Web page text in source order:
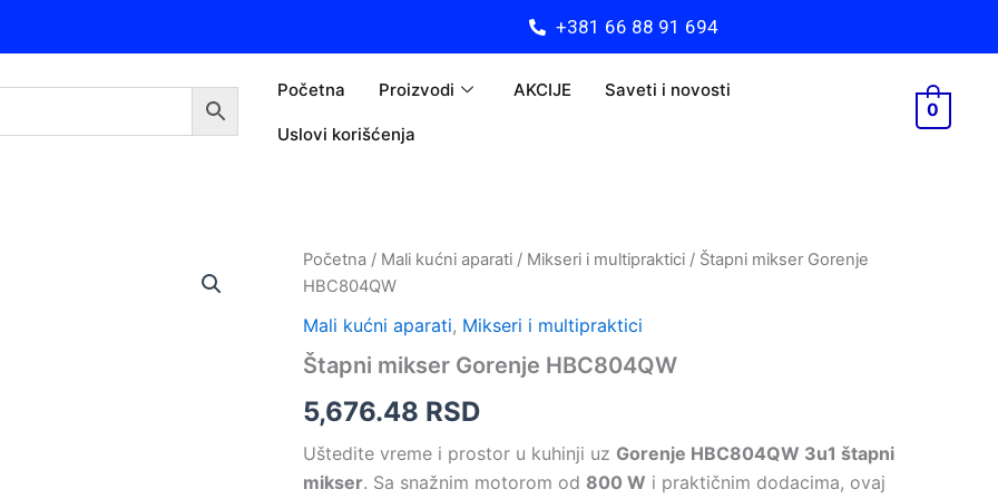
+381 66 88 91 694
Početna Proizvodi AKCIJE Saveti i novosti
Uslovi korišćenja
0
Početna / Mali kućni aparati / Mikseri i multipraktici / Štapni mikser Gorenje
HBC804QW
Mali kućni aparati, Mikseri i multipraktici
Štapni mikser Gorenje HBC804QW
5,676.48 RSD
Uštedite vreme i prostor u kuhinji uz Gorenje HBC804QW 3u1 štapni
mikser. Sa snažnim motorom od 800 W i praktičnim dodacima, ovaj